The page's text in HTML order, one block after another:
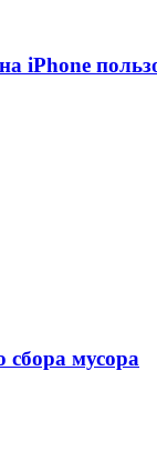
iPhone
сбора мусора